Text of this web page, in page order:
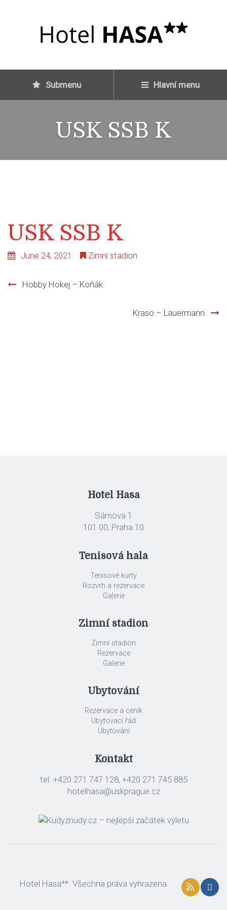
Submenu Hlavní menu
USK SSB K
USK SSB K
June 24, 2021 Zimní stadion
Hobby Hokej – Koňák
Kraso – Lauermann
Hotel Hasa
Sámova 1
101 00, Praha 10
Tenisová hala
Tenisové kurty
Rozvrh a rezervace
Galerie
Zimní stadion
Zimní stadion
Rezervace
Galerie
Ubytování
Rezervace a ceník
Ubytovací řád
Ubytování
Kontakt
tel: +420 271 747 128, +420 271 745 885
hotelhasa@uskprague.cz
Hotel Hasa**. Všechna práva vyhrazena.